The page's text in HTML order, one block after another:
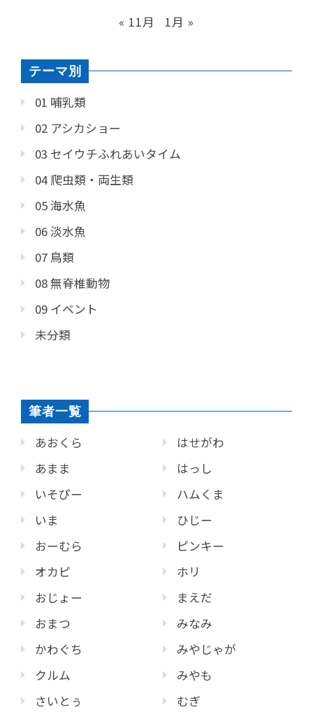
« 11月 1月 »
テーマ別
01 哺乳類
02 アシカショー
03 セイウチふれあいタイム
04 爬虫類・両生類
05 海水魚
06 淡水魚
07 鳥類
08 無脊椎動物
09 イベント
未分類
筆者一覧
あおくら
あまま
いそぴー
いま
おーむら
オカピ
おじょー
おまつ
かわぐち
クルム
さいとぅ
はせがわ
はっし
ハムくま
ひじー
ピンキー
ホリ
まえだ
みなみ
みやじゃが
みやも
むぎ